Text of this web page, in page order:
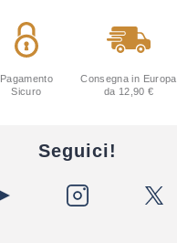
Pagamento
Sicuro
Consegna in Europa
da 12,90 €
Seguici!